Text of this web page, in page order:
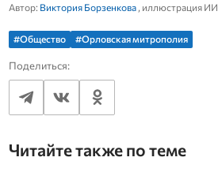
Автор: Виктория Борзенкова, иллюстрация ИИ
#Общество #Орловская митрополия
Поделиться:
Читайте также по теме